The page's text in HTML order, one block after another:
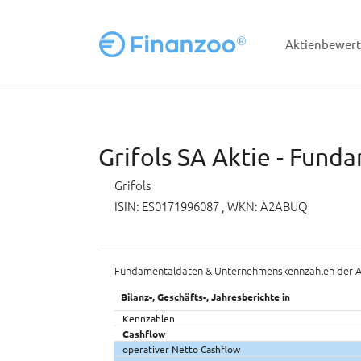
Grifols SA Aktie -
Grifols
ISIN: ES0171996087 , WKN: A2ABUQ
Fundamentaldaten & Unternehmenskennzahlen der
Bilanz-, Geschäfts-, Jahresberichte in
Kennzahlen
Cashflow
operativer Netto Cashflow